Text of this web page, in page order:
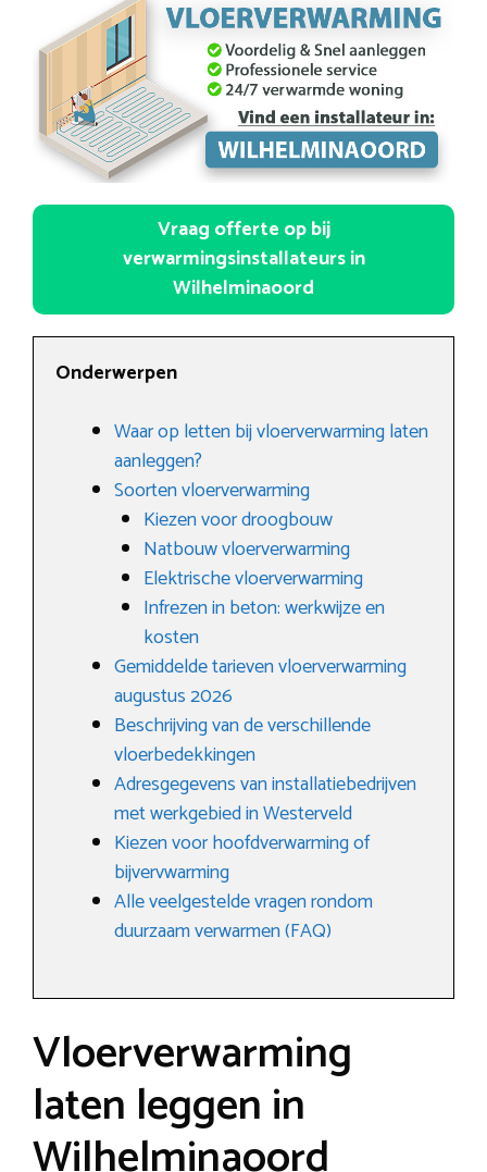
Vraag offerte op bij
verwarmingsinstallateurs in
Wilhelminaoord
Onderwerpen
Waar op letten bij vloerverwarming laten
aanleggen?
Soorten vloerverwarming
Kiezen voor droogbouw
Natbouw vloerverwarming
Elektrische vloerverwarming
Infrezen in beton: werkwijze en
kosten
Gemiddelde tarieven vloerverwarming
augustus 2026
Beschrijving van de verschillende
vloerbedekkingen
Adresgegevens van installatiebedrijven
met werkgebied in Westerveld
Kiezen voor hoofdverwarming of
bijvervwarming
Alle veelgestelde vragen rondom
duurzaam verwarmen (FAQ)
Vloerverwarming
laten leggen in